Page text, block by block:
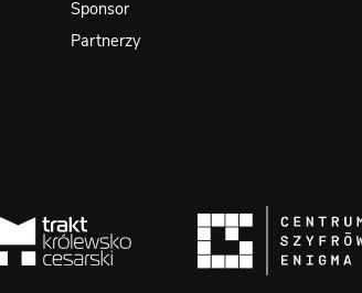
Sponsor
Partnerzy